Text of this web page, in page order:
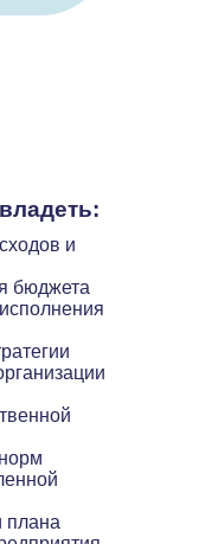
и
бюджета
плана